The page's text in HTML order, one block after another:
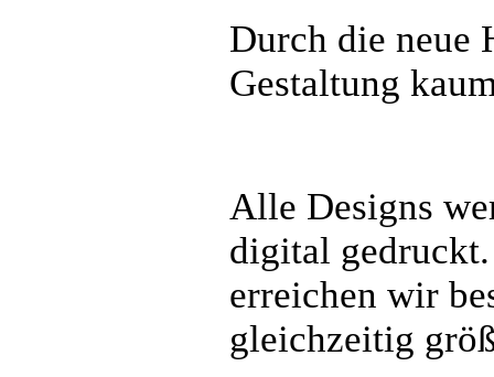
Durch die neue
Gestaltung
Alle Designs
digital
erreichen wir
gleichzeitig